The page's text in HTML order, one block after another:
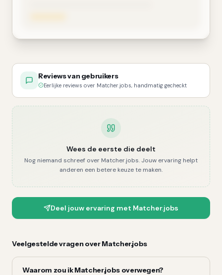
Reviews van gebruikers
Eerlijke reviews over Matcher.jobs, handmatig gecheckt
Wees de eerste die deelt
Nog niemand schreef over Matcher.jobs. Jouw ervaring helpt
anderen een betere keuze te maken.
Deel jouw ervaring met Matcher.jobs
Veelgestelde vragen overMatcher.jobs
Waarom zou ikMatcher.jobsoverwegen?